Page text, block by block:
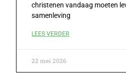
christenen vandaag moeten
samenleving
LEES VERDER
22 mei 2026